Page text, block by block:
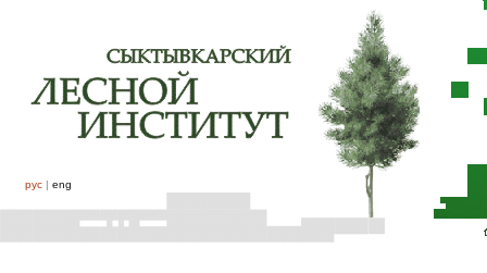
рус | eng